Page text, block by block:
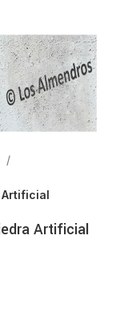
Artificial
Artificial